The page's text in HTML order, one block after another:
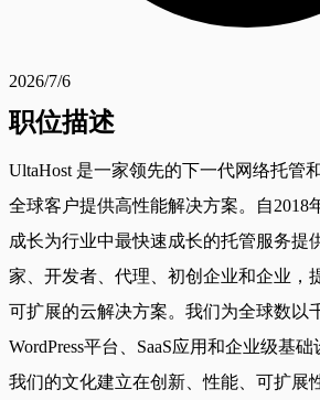
2026/7/6
职位描述
UltaHost 是一家领先的下一代网络托管
全球客户提供高性能解决方案。自2018
成长为行业中最快速成长的托管服务提
家、开发者、代理、初创企业和企业，
可扩展的云解决方案。我们为全球数以
WordPress平台、SaaS应用和企业级基
我们的文化建立在创新、性能、可扩展